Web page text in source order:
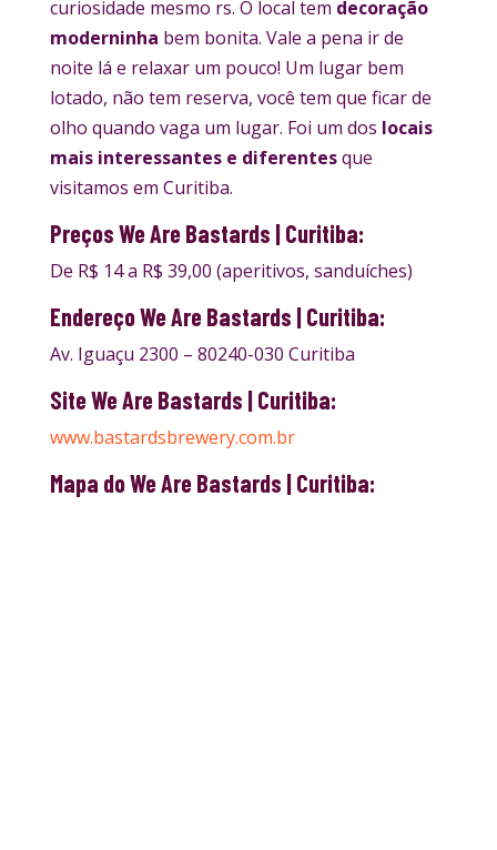
curiosidade mesmo rs. O local tem decoração
moderninha bem bonita. Vale a pena ir de
noite lá e relaxar um pouco! Um lugar bem
lotado, não tem reserva, você tem que ficar de
olho quando vaga um lugar. Foi um dos locais
mais interessantes e diferentesque
visitamos em Curitiba.
Preços We Are Bastards | Curitiba:
De R$ 14 a R$ 39,00 (aperitivos, sanduíches)
Endereço We Are Bastards | Curitiba:
Av. Iguaçu 2300 – 80240-030 Curitiba
Site We Are Bastards | Curitiba:
www.bastardsbrewery.com.br
Mapa do We Are Bastards | Curitiba: